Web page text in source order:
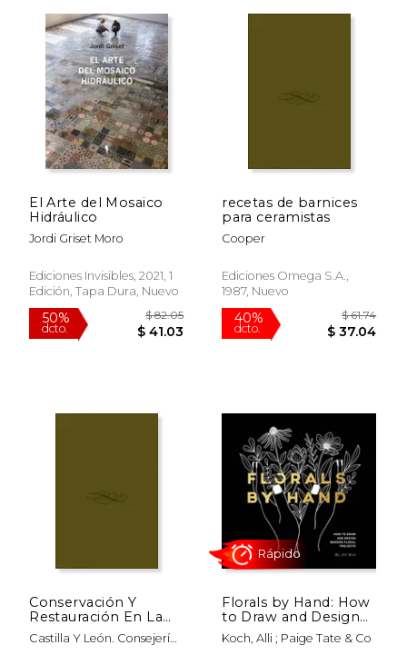
El Arte del Mosaico
Hidráulico
Jordi Griset Moro
Ediciones Invisibles, 2021, 1
Edición, Tapa Dura, Nuevo
recetas de barnices
para ceramistas
Cooper
Ediciones Omega S.a.,
1987, Nuevo
40%
dcto.
Conservación Y
Restauración En La
Iglesia De S. Nicolás
De Bari, Burgos
Castilla Y León. Consejería
Florals by Hand: How
to Draw and Design
Modern Floral
Projects (en Inglés)
Koch, Alli ; Paige Tate & Co